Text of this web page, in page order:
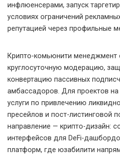
инфлюенсерами, запуск
условиях ограничений
репутацией через профильные
Крипто-комьюнити менеджмент
круглосуточную модерацию,
конвертацию пассивных
амбассадоров. Для проектов на
услуги по привлечению
пресейлов и пост-листинговой
направление — крипто-дизайн:
интерфейсов для DeFi-
платформ, где юзабилити